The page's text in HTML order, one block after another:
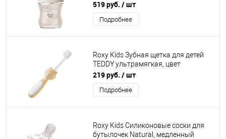
120 мл, слоновая кость
519 руб. / шт
Подробнее
Roxy Kids Зубная щетка для детей
TEDDY ультрамягкая, цвет
оранжевый, 1 шт
219 руб. / шт
Подробнее
Roxy Kids Силиконовые соски для
бутылочек Natural, медленный